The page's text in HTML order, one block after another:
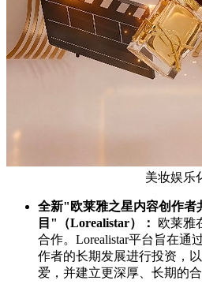
美妆娱乐
全新"欧莱雅之星内容创作者
目 "（Lorealistar）：
欧莱雅
合作。Lorealistar平台旨在通
作者的长期发展进行投资，
爱，并建立更深厚、长期的合